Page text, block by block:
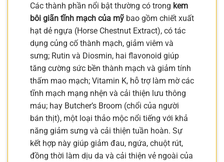
Các thành phần nổi bật thường có trong kem
bôi giãn tĩnh mạch của mỹ bao gồm chiết xuất
hạt dẻ ngựa (Horse Chestnut Extract), có tác
dụng củng cố thành mạch, giảm viêm và
sưng; Rutin và Diosmin, hai flavonoid giúp
tăng cường sức bền thành mạch và giảm tính
thấm mao mạch; Vitamin K, hỗ trợ làm mờ các
tĩnh mạch mạng nhện và cải thiện lưu thông
máu; hay Butcher’s Broom (chổi của người
bán thịt), một loại thảo mộc nổi tiếng với khả
năng giảm sưng và cải thiện tuần hoàn. Sự
kết hợp này giúp giảm đau, ngứa, chuột rút,
đồng thời làm dịu da và cải thiện vẻ ngoài của